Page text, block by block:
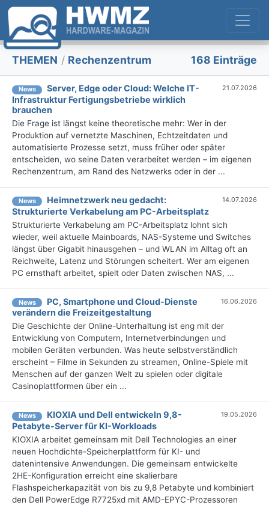
THEMEN / Rechenzentrum 168 Einträge
News
Server, Edge oder Cloud: Welche IT-
Infrastruktur Fertigungsbetriebe wirklich
brauchen
21.07.2026
Die Frage ist längst keine theoretische mehr: Wer in der
Produktion auf vernetzte Maschinen, Echtzeitdaten und
automatisierte Prozesse setzt, muss früher oder später
entscheiden, wo seine Daten verarbeitet werden – im eigenen
Rechenzentrum, am Rand des Netzwerks oder in der ...
News
Heimnetzwerk neu gedacht:
Strukturierte Verkabelung am PC-Arbeitsplatz
14.07.2026
Strukturierte Verkabelung am PC-Arbeitsplatz lohnt sich
wieder, weil aktuelle Mainboards, NAS-Systeme und Switches
längst über Gigabit hinausgehen – und WLAN im Alltag oft an
Reichweite, Latenz und Störungen scheitert. Wer am eigenen
PC ernsthaft arbeitet, spielt oder Daten zwischen NAS, ...
News
PC, Smartphone und Cloud-Dienste
verändern die Freizeitgestaltung
16.06.2026
Die Geschichte der Online-Unterhaltung ist eng mit der
Entwicklung von Computern, Internetverbindungen und
mobilen Geräten verbunden. Was heute selbstverständlich
erscheint – Filme in Sekunden zu streamen, Online-Spiele mit
Menschen auf der ganzen Welt zu spielen oder digitale
Casinoplattformen über ein ...
News
KIOXIA und Dell entwickeln 9,8-
Petabyte-Server für KI-Workloads
19.05.2026
KIOXIA arbeitet gemeinsam mit Dell Technologies an einer
neuen Hochdichte-Speicherplattform für KI- und
datenintensive Anwendungen. Die gemeinsam entwickelte
2HE-Konfiguration erreicht eine skalierbare
Flashspeicherkapazität von bis zu 9,8 Petabyte und kombiniert
den Dell PowerEdge R7725xd mit AMD-EPYC-Prozessoren